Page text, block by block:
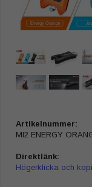
Artikelnummer:
MI2 ENERGY
Direktlänk:
Högerklicka och